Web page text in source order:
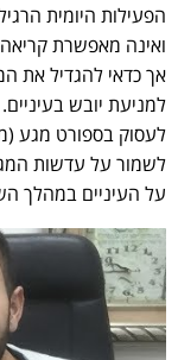
הפעילות היומית
ואינה מאפשרת
אך כדאי להגדיל את
למניעת יובש
לעסוק בספורט מגע
לשמור על עדשות
על העיניים במהלך